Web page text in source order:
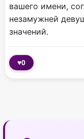
вашего имени,
незамужней
значений.
♥0